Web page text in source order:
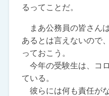
るってことだ。
まあ公務員の皆さん
あるとは言えないので
っておこう。
今年の受験生は、コ
ている。
彼らには何も責任が